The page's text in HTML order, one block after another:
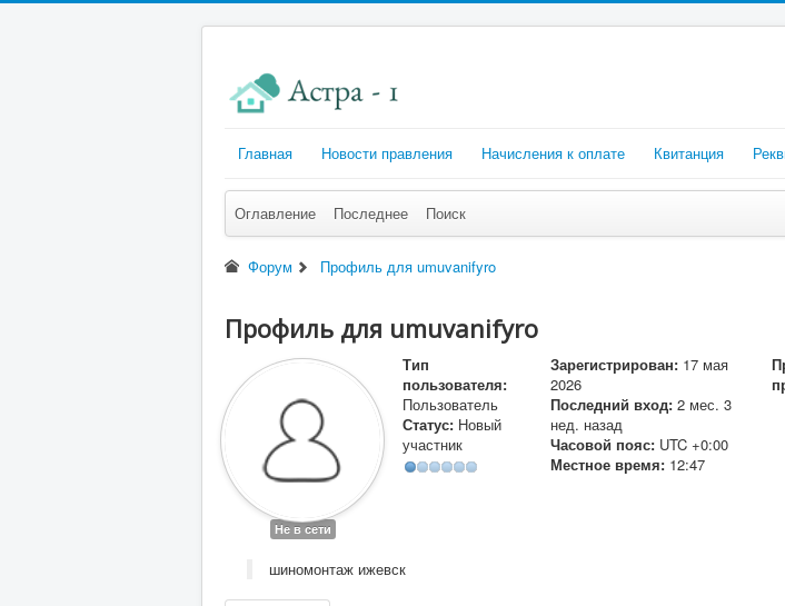
Главная Новости правления Начисления к оплате Квитанция
Оглавление Последнее Поиск
Форум Профиль для umuvanifyro
Профиль для umuvanifyro
Не в сети
Тип
пользователя:
Пользователь
Статус: Новый
участник
Зарегистрирован: 17 мая
2026
Последний вход: 2 мес. 3
нед. назад
Часовой пояс: UTC +0:00
Местное время: 12:47
шиномонтаж ижевск